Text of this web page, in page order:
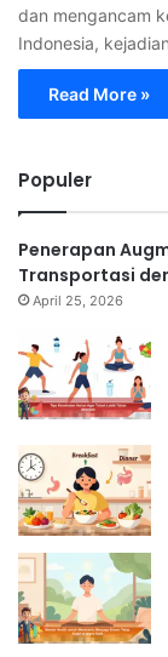
dan mengancam
Indonesia,
Read More »
Populer
Penerapan
Transportasi
April 25, 2026